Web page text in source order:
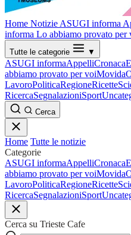
Home Notizie ASUGI informa
informa Lo abbiamo provato per
Tutte le categorie ▼
ASUGI informaAppelliCronaca
abbiamo provato per voiMovida
LavoroPoliticaRegioneRicette
RicercaSegnalazioniSport
Cerca
Home Tutte le notizie
Categorie
ASUGI informaAppelliCronaca
abbiamo provato per voiMovida
LavoroPoliticaRegioneRicette
RicercaSegnalazioniSport
Cerca su Trieste Cafe